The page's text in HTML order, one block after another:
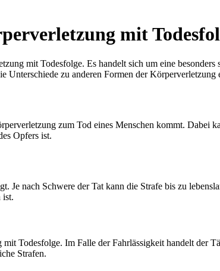
mit
mit Todesfolge. Es handelt sich um eine
Unterschiede zu anderen Formen der Körperverletzung
zum Tod eines Menschen kommt. Dabei
Opfers ist.
nach Schwere der Tat kann die Strafe bis zu
ist.
Todesfolge. Im Falle der Fahrlässigkeit handelt der
Strafen.